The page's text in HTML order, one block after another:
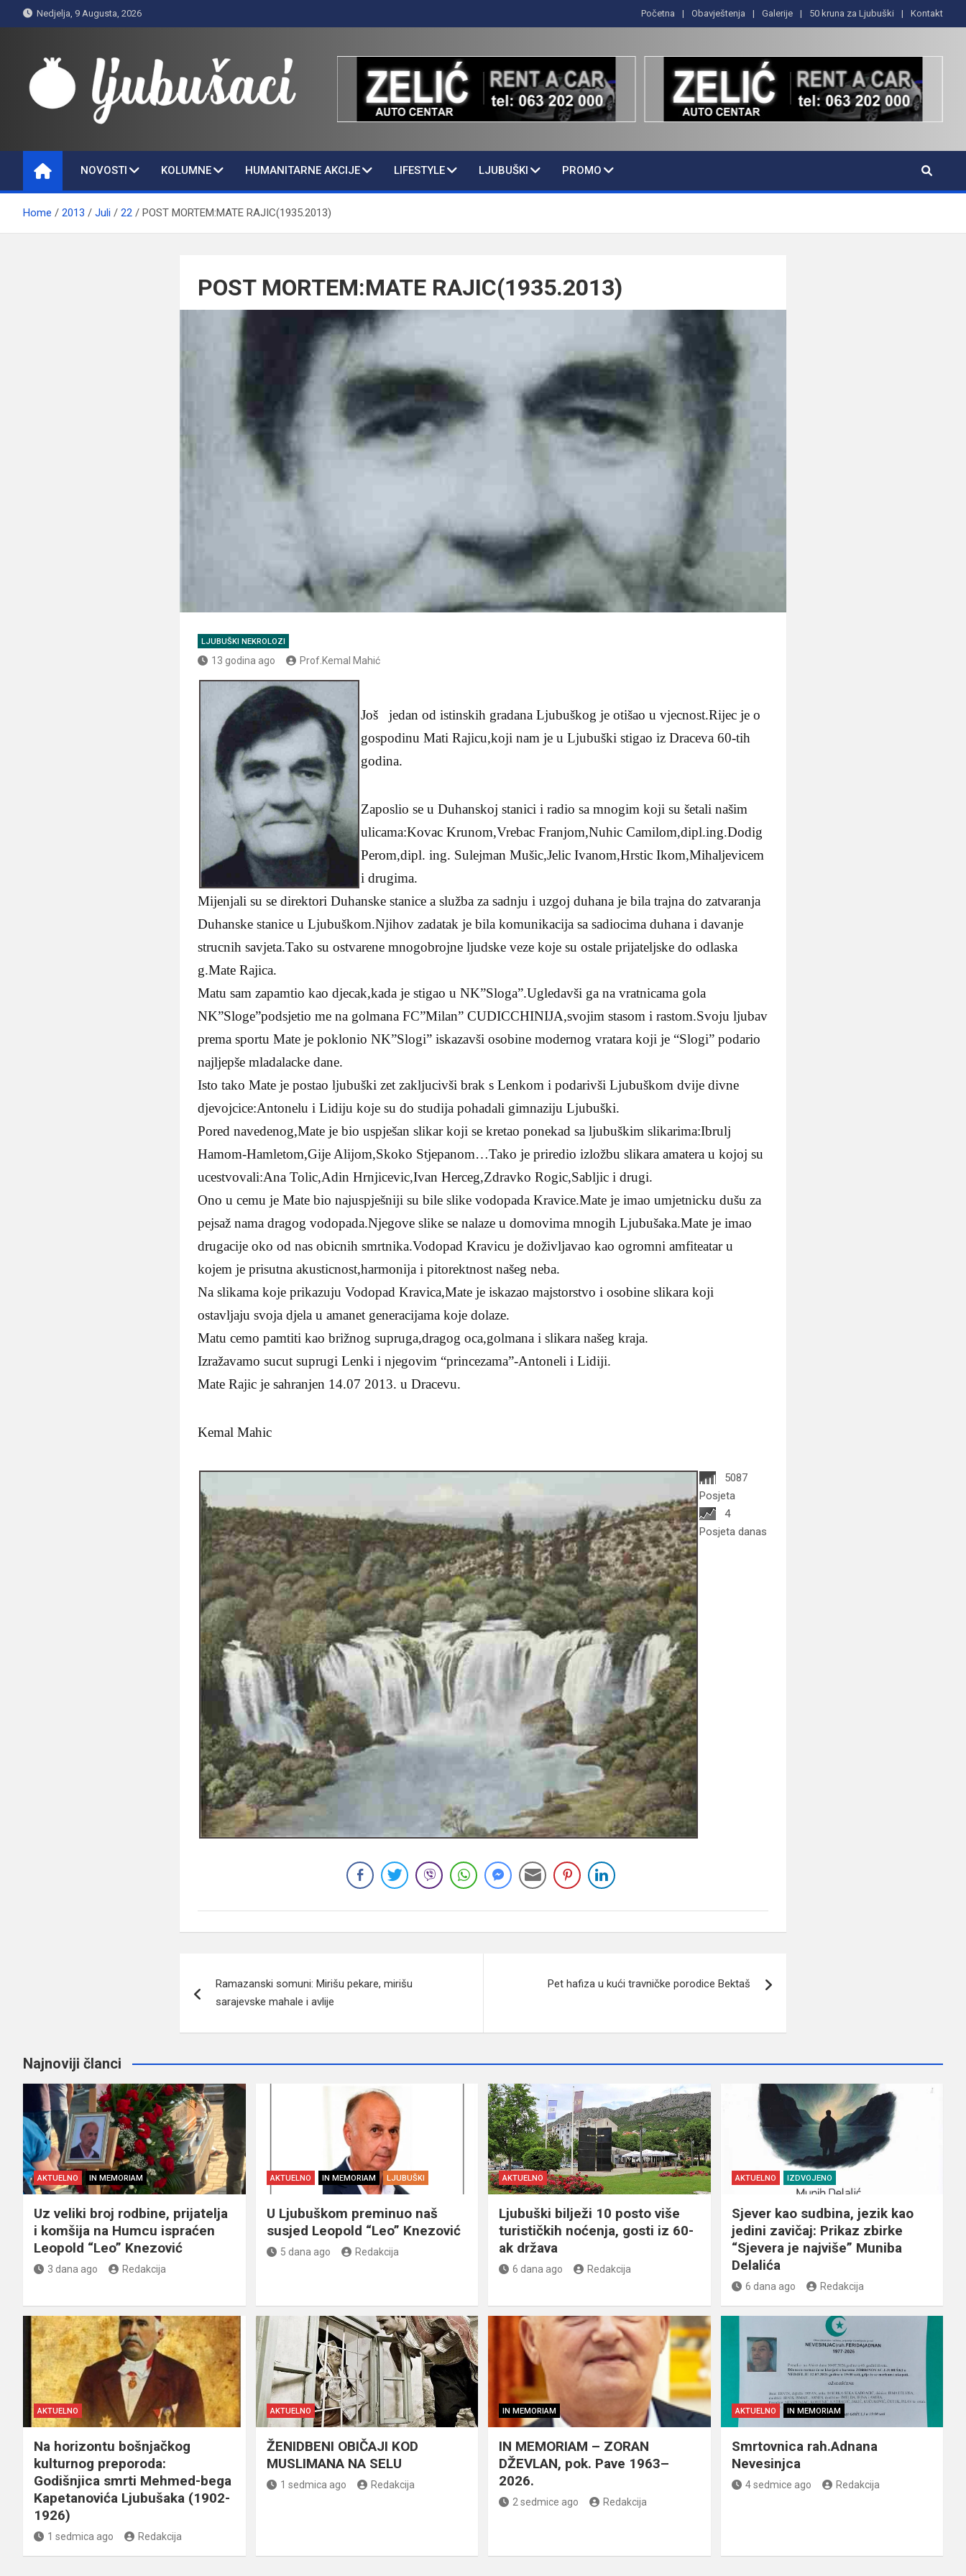
to
Nedjelja, 9 Augusta, 2026 Početna Obavještenja Galerije 50 kruna za Ljubuški Kontakt
Ljubušaci
NOVOSTI KOLUMNE HUMANITARNE AKCIJE LIFESTYLE LJUBUŠKI PROMO
Home 2013 Juli 22 POST MORTEM:MATE RAJIC(1935.2013)
POST MORTEM:MATE RAJIC(1935.2013)
LJUBUŠKI NEKROLOZI
13 godina ago Prof.Kemal Mahić
Još jedan od istinskih gradana Ljubuškog je otišao u vjecnost.Rijec je o
gospodinu Mati Rajicu,koji nam je u Ljubuški stigao iz Draceva 60-tih
godina.
Zaposlio se u Duhanskoj stanici i radio sa mnogim koji su šetali našim
ulicama:Kovac Krunom,Vrebac Franjom,Nuhic Camilom,dipl.ing.Dodig
Perom,dipl. ing. Sulejman Mušic,Jelic Ivanom,Hrstic Ikom,Mihaljevicem
i drugima.
Mijenjali su se direktori Duhanske stanice a služba za sadnju i uzgoj duhana je bila trajna do zatvaranja
Duhanske stanice u Ljubuškom.Njihov zadatak je bila komunikacija sa sadiocima duhana i davanje
strucnih savjeta.Tako su ostvarene mnogobrojne ljudske veze koje su ostale prijateljske do odlaska
g.Mate Rajica.
Matu sam zapamtio kao djecak,kada je stigao u NK”Sloga”.Ugledavši ga na vratnicama gola
NK”Sloge”podsjetio me na golmana FC”Milan” CUDICCHINIJA,svojim stasom i rastom.Svoju ljubav
prema sportu Mate je poklonio NK”Slogi” iskazavši osobine modernog vratara koji je “Slogi” podario
najljepše mladalacke dane.
Isto tako Mate je postao ljubuški zet zakljucivši brak s Lenkom i podarivši Ljubuškom dvije divne
djevojcice:Antonelu i Lidiju koje su do studija pohadali gimnaziju Ljubuški.
Pored navedenog,Mate je bio uspješan slikar koji se kretao ponekad sa ljubuškim slikarima:Ibrulj
Hamom-Hamletom,Gije Alijom,Skoko Stjepanom…Tako je priredio izložbu slikara amatera u kojoj su
ucestvovali:Ana Tolic,Adin Hrnjicevic,Ivan Herceg,Zdravko Rogic,Sabljic i drugi.
Ono u cemu je Mate bio najuspješniji su bile slike vodopada Kravice.Mate je imao umjetnicku dušu za
pejsaž nama dragog vodopada.Njegove slike se nalaze u domovima mnogih Ljubušaka.Mate je imao
drugacije oko od nas obicnih smrtnika.Vodopad Kravicu je doživljavao kao ogromni amfiteatar u
kojem je prisutna akusticnost,harmonija i pitorektnost našeg neba.
Na slikama koje prikazuju Vodopad Kravica,Mate je iskazao majstorstvo i osobine slikara koji
ostavljaju svoja djela u amanet generacijama koje dolaze.
Matu cemo pamtiti kao brižnog supruga,dragog oca,golmana i slikara našeg kraja.
Izražavamo sucut suprugi Lenki i njegovim “princezama”-Antoneli i Lidiji.
Mate Rajic je sahranjen 14.07 2013. u Dracevu.
Kemal Mahic
5087
Posjeta
4
Posjeta danas
članaka
Ramazanski somuni: Mirišu pekare, mirišu
sarajevske mahale i avlije
Pet hafiza u kući travničke porodice Bektaš
Najnoviji članci
AKTUELNO IN MEMORIAM
Uz veliki broj rodbine, prijatelja
i komšija na Humcu ispraćen
Leopold “Leo” Knezović
3 dana ago Redakcija
AKTUELNO IN MEMORIAM LJUBUŠKI
U Ljubuškom preminuo naš
susjed Leopold “Leo” Knezović
5 dana ago Redakcija
AKTUELNO
Ljubuški bilježi 10 posto više
turističkih noćenja, gosti iz 60-
ak država
6 dana ago Redakcija
AKTUELNO IZDVOJENO
Sjever kao sudbina, jezik kao
jedini zavičaj: Prikaz zbirke
“Sjevera je najviše” Muniba
Delalića
6 dana ago Redakcija
AKTUELNO
Na horizontu bošnjačkog
kulturnog preporoda:
Godišnjica smrti Mehmed-bega
Kapetanovića Ljubušaka (1902-
1926)
1 sedmica ago Redakcija
AKTUELNO
ŽENIDBENI OBIČAJI KOD
MUSLIMANA NA SELU
1 sedmica ago Redakcija
IN MEMORIAM
IN MEMORIAM – ZORAN
DŽEVLAN, pok. Pave 1963–
2026.
2 sedmice ago Redakcija
AKTUELNO IN MEMORIAM
Smrtovnica rah.Adnana
Nevesinjca
4 sedmice ago Redakcija